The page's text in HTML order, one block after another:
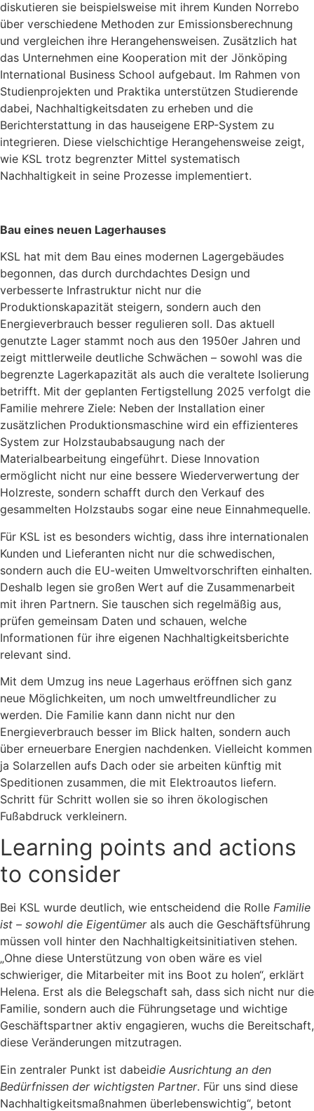
diskutieren sie beispielsweise mit ihrem Kunden Norrebo
über verschiedene Methoden zur Emissionsberechnung
und vergleichen ihre Herangehensweisen. Zusätzlich hat
das Unternehmen eine Kooperation mit der Jönköping
International Business School aufgebaut. Im Rahmen von
Studienprojekten und Praktika unterstützen Studierende
dabei, Nachhaltigkeitsdaten zu erheben und die
Berichterstattung in das hauseigene ERP-System zu
integrieren. Diese vielschichtige Herangehensweise zeigt,
wie KSL trotz begrenzter Mittel systematisch
Nachhaltigkeit in seine Prozesse implementiert.
Bau eines neuen Lagerhauses
KSL hat mit dem Bau eines modernen Lagergebäudes
begonnen, das durch durchdachtes Design und
verbesserte Infrastruktur nicht nur die
Produktionskapazität steigern, sondern auch den
Energieverbrauch besser regulieren soll. Das aktuell
genutzte Lager stammt noch aus den 1950er Jahren und
zeigt mittlerweile deutliche Schwächen – sowohl was die
begrenzte Lagerkapazität als auch die veraltete Isolierung
betrifft. Mit der geplanten Fertigstellung 2025 verfolgt die
Familie mehrere Ziele: Neben der Installation einer
zusätzlichen Produktionsmaschine wird ein effizienteres
System zur Holzstaubabsaugung nach der
Materialbearbeitung eingeführt. Diese Innovation
ermöglicht nicht nur eine bessere Wiederverwertung der
Holzreste, sondern schafft durch den Verkauf des
gesammelten Holzstaubs sogar eine neue Einnahmequelle.
Für KSL ist es besonders wichtig, dass ihre internationalen
Kunden und Lieferanten nicht nur die schwedischen,
sondern auch die EU-weiten Umweltvorschriften einhalten.
Deshalb legen sie großen Wert auf die Zusammenarbeit
mit ihren Partnern. Sie tauschen sich regelmäßig aus,
prüfen gemeinsam Daten und schauen, welche
Informationen für ihre eigenen Nachhaltigkeitsberichte
relevant sind.
Mit dem Umzug ins neue Lagerhaus eröffnen sich ganz
neue Möglichkeiten, um noch umweltfreundlicher zu
werden. Die Familie kann dann nicht nur den
Energieverbrauch besser im Blick halten, sondern auch
über erneuerbare Energien nachdenken. Vielleicht kommen
ja Solarzellen aufs Dach oder sie arbeiten künftig mit
Speditionen zusammen, die mit Elektroautos liefern.
Schritt für Schritt wollen sie so ihren ökologischen
Fußabdruck verkleinern.
Learning points and actions
to consider
Bei KSL wurde deutlich, wie entscheidend die Rolle Familie
ist – sowohl die Eigentümer als auch die Geschäftsführung
müssen voll hinter den Nachhaltigkeitsinitiativen stehen.
„Ohne diese Unterstützung von oben wäre es viel
schwieriger, die Mitarbeiter mit ins Boot zu holen“, erklärt
Helena. Erst als die Belegschaft sah, dass sich nicht nur die
Familie, sondern auch die Führungsetage und wichtige
Geschäftspartner aktiv engagieren, wuchs die Bereitschaft,
diese Veränderungen mitzutragen.
Ein zentraler Punkt ist dabeidie Ausrichtung an den
Bedürfnissen der wichtigsten Partner. Für uns sind diese
Nachhaltigkeitsmaßnahmen überlebenswichtig“, betont